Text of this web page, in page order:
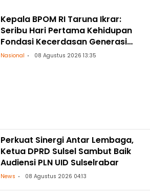
Kepala BPOM RI Taruna Ikrar:
Seribu Hari Pertama Kehidupan
Fondasi Kecerdasan Generasi
Masa Depan
Nasional 08 Agustus 2026 13:35
Perkuat Sinergi Antar Lembaga,
Ketua DPRD Sulsel Sambut Baik
Audiensi PLN UID Sulselrabar
News 08 Agustus 2026 04:13